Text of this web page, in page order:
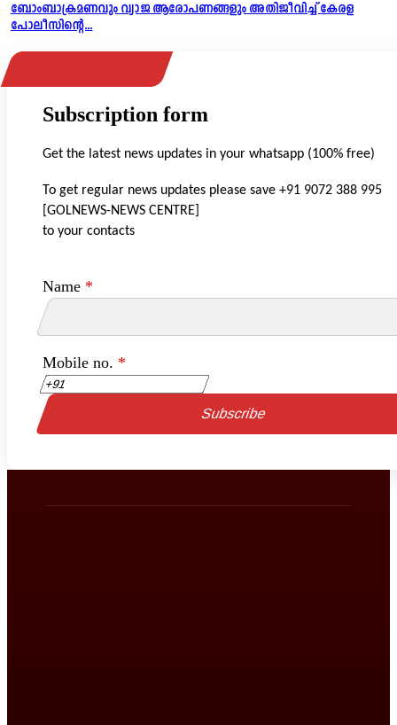
ബോംബാക്രമണവും വ്യാജ ആരോപണങ്ങളും അതിജീവിച്ച് കേരള
പോലീസിന്റെ...
Subscription form
Get the latest news updates in your whatsapp (100% free)
To get regular news updates please save +91 9072 388 995
[GOLNEWS-NEWS CENTRE]
to your contacts
Name *
Mobile no. *